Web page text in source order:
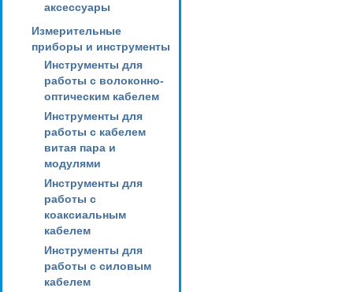
аксессуары
Измерительные
приборы и инструменты
Инструменты для
работы с волоконно-
оптическим кабелем
Инструменты для
работы с кабелем
витая пара и
модулями
Инструменты для
работы с
коаксиальным
кабелем
Инструменты для
работы с силовым
кабелем